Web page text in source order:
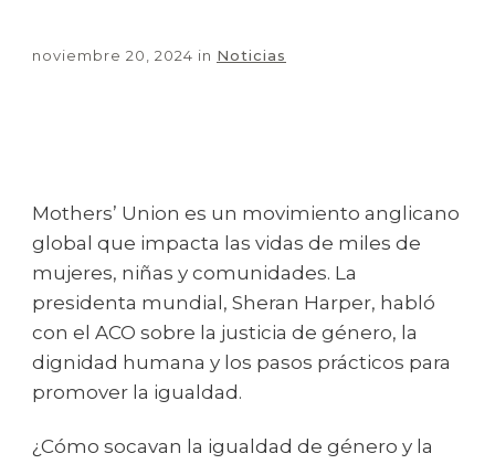
noviembre 20, 2024 in Noticias
Mothers’ Union es un movimiento anglicano
global que impacta las vidas de miles de
mujeres, niñas y comunidades. La
presidenta mundial, Sheran Harper, habló
con el ACO sobre la justicia de género, la
dignidad humana y los pasos prácticos para
promover la igualdad.
¿Cómo socavan la igualdad de género y la